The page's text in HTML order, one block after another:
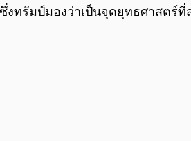
งทรัมป์มองว่าเป็นจุดยุทธศาสตร์